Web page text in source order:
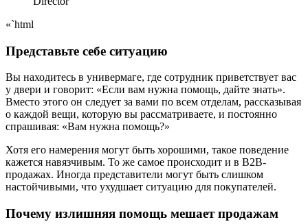
«`html
Представьте себе ситуацию
Вы находитесь в универмаге, где сотрудник приветствует вас
у двери и говорит: «Если вам нужна помощь, дайте знать».
Вместо этого он следует за вами по всем отделам, рассказывая
о каждой вещи, которую вы рассматриваете, и постоянно
спрашивая: «Вам нужна помощь?»
Хотя его намерения могут быть хорошими, такое поведение
кажется навязчивым. То же самое происходит и в B2B-
продажах. Иногда представители могут быть слишком
настойчивыми, что ухудшает ситуацию для покупателей.
Почему излишняя помощь мешает продажам